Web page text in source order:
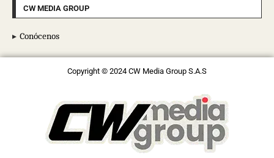
CW MEDIA GROUP
Conócenos
Copyright © 2024 CW Media Group S.A.S